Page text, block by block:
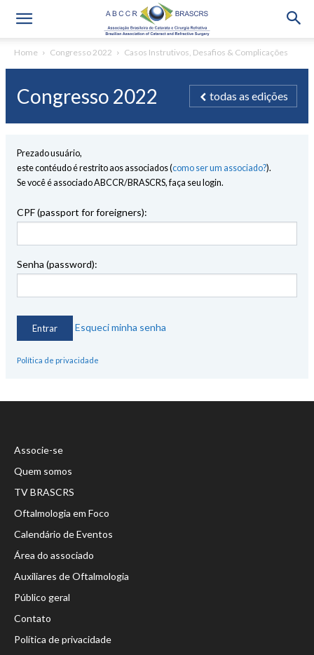
Home Congresso 2022 Casos Instrutivos, Desafios & Complicações
Congresso 2022 todas as edições
Prezado usuário,
este contéudo é restrito aos associados (como ser um associado?).
Se você é associado ABCCR/BRASCRS, faça seu login.
CPF (passport for foreigners):
Senha (password):
Esqueci minha senha
Política de privacidade
Associe-se
Quem somos
TV BRASCRS
Oftalmologia em Foco
Calendário de Eventos
Área do associado
Auxiliares de Oftalmologia
Público geral
Contato
Política de privacidade